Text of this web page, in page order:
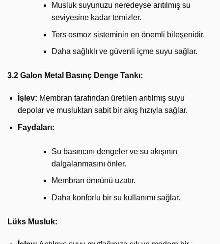
Musluk suyunuzu neredeyse arıtılmış su
seviyesine kadar temizler.
Ters osmoz sisteminin en önemli bileşenidir.
Daha sağlıklı ve güvenli içme suyu sağlar.
3.2 Galon Metal Basınç Denge Tankı:
İşlev: Membran tarafından üretilen arıtılmış suyu
depolar ve musluktan sabit bir akış hızıyla sağlar.
Faydaları:
Su basıncını dengeler ve su akışının
dalgalanmasını önler.
Membran ömrünü uzatır.
Daha konforlu bir su kullanımı sağlar.
Lüks Musluk: